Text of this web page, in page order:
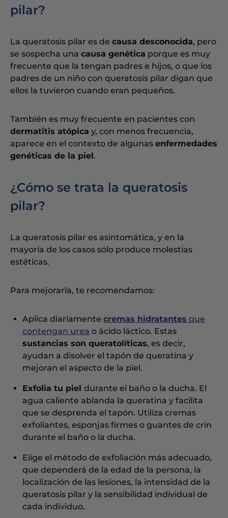
pilar?
La queratosis pilar es de causa desconocida, pero
se sospecha una causa genética porque es muy
frecuente que la tengan padres e hijos, o que los
padres de un niño con queratosis pilar digan que
ellos la tuvieron cuando eran pequeños.
También es muy frecuente en pacientes con
dermatitis atópica y, con menos frecuencia,
aparece en el contexto de algunas enfermedades
genéticas de la piel .
¿Cómo se trata la queratosis
pilar?
La queratosis pilar es asintomática, y en la
mayoría de los casos sólo produce molestias
estéticas.
Para mejorarla, te recomendamos:
Aplica diariamente cremas hidratantes que
contengan urea o ácido láctico. Estas
sustancias son queratolíticas, es decir,
ayudan a disolver el tapón de queratina y
mejoran el aspecto de la piel.
Exfolia tu piel durante el baño o la ducha. El
agua caliente ablanda la queratina y facilita
que se desprenda el tapón. Utiliza cremas
exfoliantes, esponjas firmes o guantes de crin
durante el baño o la ducha.
Elige el método de exfoliación más adecuado,
que dependerá de la edad de la persona, la
localización de las lesiones, la intensidad de la
queratosis pilar y la sensibilidad individual de
cada individuo.